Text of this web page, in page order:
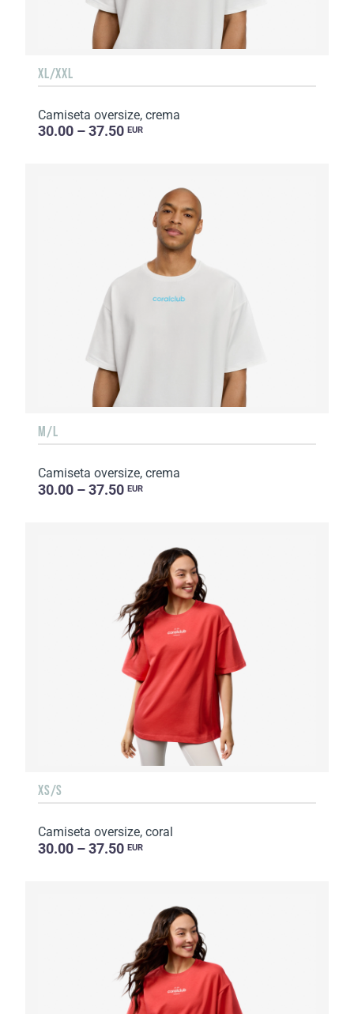
XL/XXL
Camiseta oversize, crema
30.00 – 37.50 EUR
M/L
Camiseta oversize, crema
30.00 – 37.50 EUR
XS/S
Camiseta oversize, coral
30.00 – 37.50 EUR